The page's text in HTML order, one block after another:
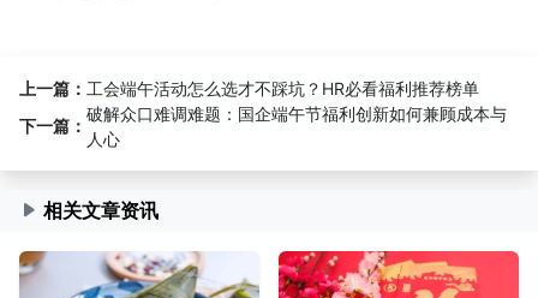
上一篇： 工会端午活动怎么选才不踩坑？HR必看福利推荐榜单
下一篇：
破解众口难调难题：国企端午节福利创新如何兼顾成本与
人心
相关文章资讯